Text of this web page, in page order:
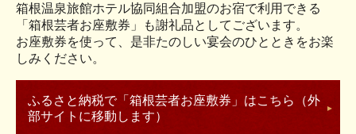
箱根温泉旅館ホテル協同組合加盟のお宿で利用できる
「箱根芸者お座敷券」も謝礼品としてございます。
お座敷券を使って、是非たのしい宴会のひとときをお楽
しみください。
ふるさと納税で「箱根芸者お座敷券」はこちら（外
部サイトに移動します）